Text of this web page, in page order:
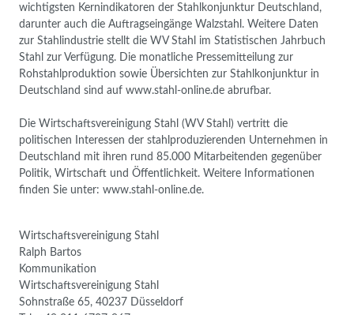
wichtigsten Kernindikatoren der Stahlkonjunktur Deutschland,
darunter auch die Auftragseingänge Walzstahl. Weitere Daten
zur Stahlindustrie stellt die WV Stahl im Statistischen Jahrbuch
Stahl zur Verfügung. Die monatliche Pressemitteilung zur
Rohstahlproduktion sowie Übersichten zur Stahlkonjunktur in
Deutschland sind auf www.stahl-online.de abrufbar.
Die Wirtschaftsvereinigung Stahl (WV Stahl) vertritt die
politischen Interessen der stahlproduzierenden Unternehmen in
Deutschland mit ihren rund 85.000 Mitarbeitenden gegenüber
Politik, Wirtschaft und Öffentlichkeit. Weitere Informationen
finden Sie unter: www.stahl-online.de.
Wirtschaftsvereinigung Stahl
Ralph Bartos
Kommunikation
Wirtschaftsvereinigung Stahl
Sohnstraße 65, 40237 Düsseldorf